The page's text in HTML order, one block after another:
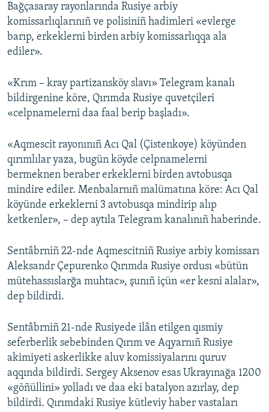
Bağçasaray rayonlarında Rusiye arbiy
komissarlıqlarınıñ ve polisiniñ hadimleri «evlerge
barıp, erkeklerni birden arbiy komissarlıqqa ala
ediler».
«Krım – kray partizansköy slavı» Telegram kanalı
bildirgenine köre, Qırımda Rusiye quvetçileri
«celpnamelerni daa faal berip başladı».
«Aqmescit rayonınıñ Acı Qal (Çistenkoye) köyünden
qırımlılar yaza, bugün köyde celpnamelerni
bermeknen beraber erkeklerni birden avtobusqa
mindire ediler. Menbalarnıñ malümatına köre: Acı Qal
köyünde erkeklerni 3 avtobusqa mindirip alıp
ketkenler», – dep aytıla Telegram kanalınıñ haberinde.
Sentâbrniñ 22-nde Aqmescitniñ Rusiye arbiy komissarı
Aleksandr Çepurenko Qırımda Rusiye ordusı «bütün
mütehassıslarğa muhtac», şunıñ içün «er kesni alalar»,
dep bildirdi.
Sentâbrniñ 21-nde Rusiyede ilân etilgen qısmiy
seferberlik sebebinden Qırım ve Aqyarnıñ Rusiye
akimiyeti askerlikke aluv komissiyalarını quruv
aqqında bildirdi. Sergey Aksenov esas Ukrayınağa 1200
«göñüllini» yolladı ve daa eki batalyon azırlay, dep
bildirdi. Qırımdaki Rusiye kütleviy haber vastaları